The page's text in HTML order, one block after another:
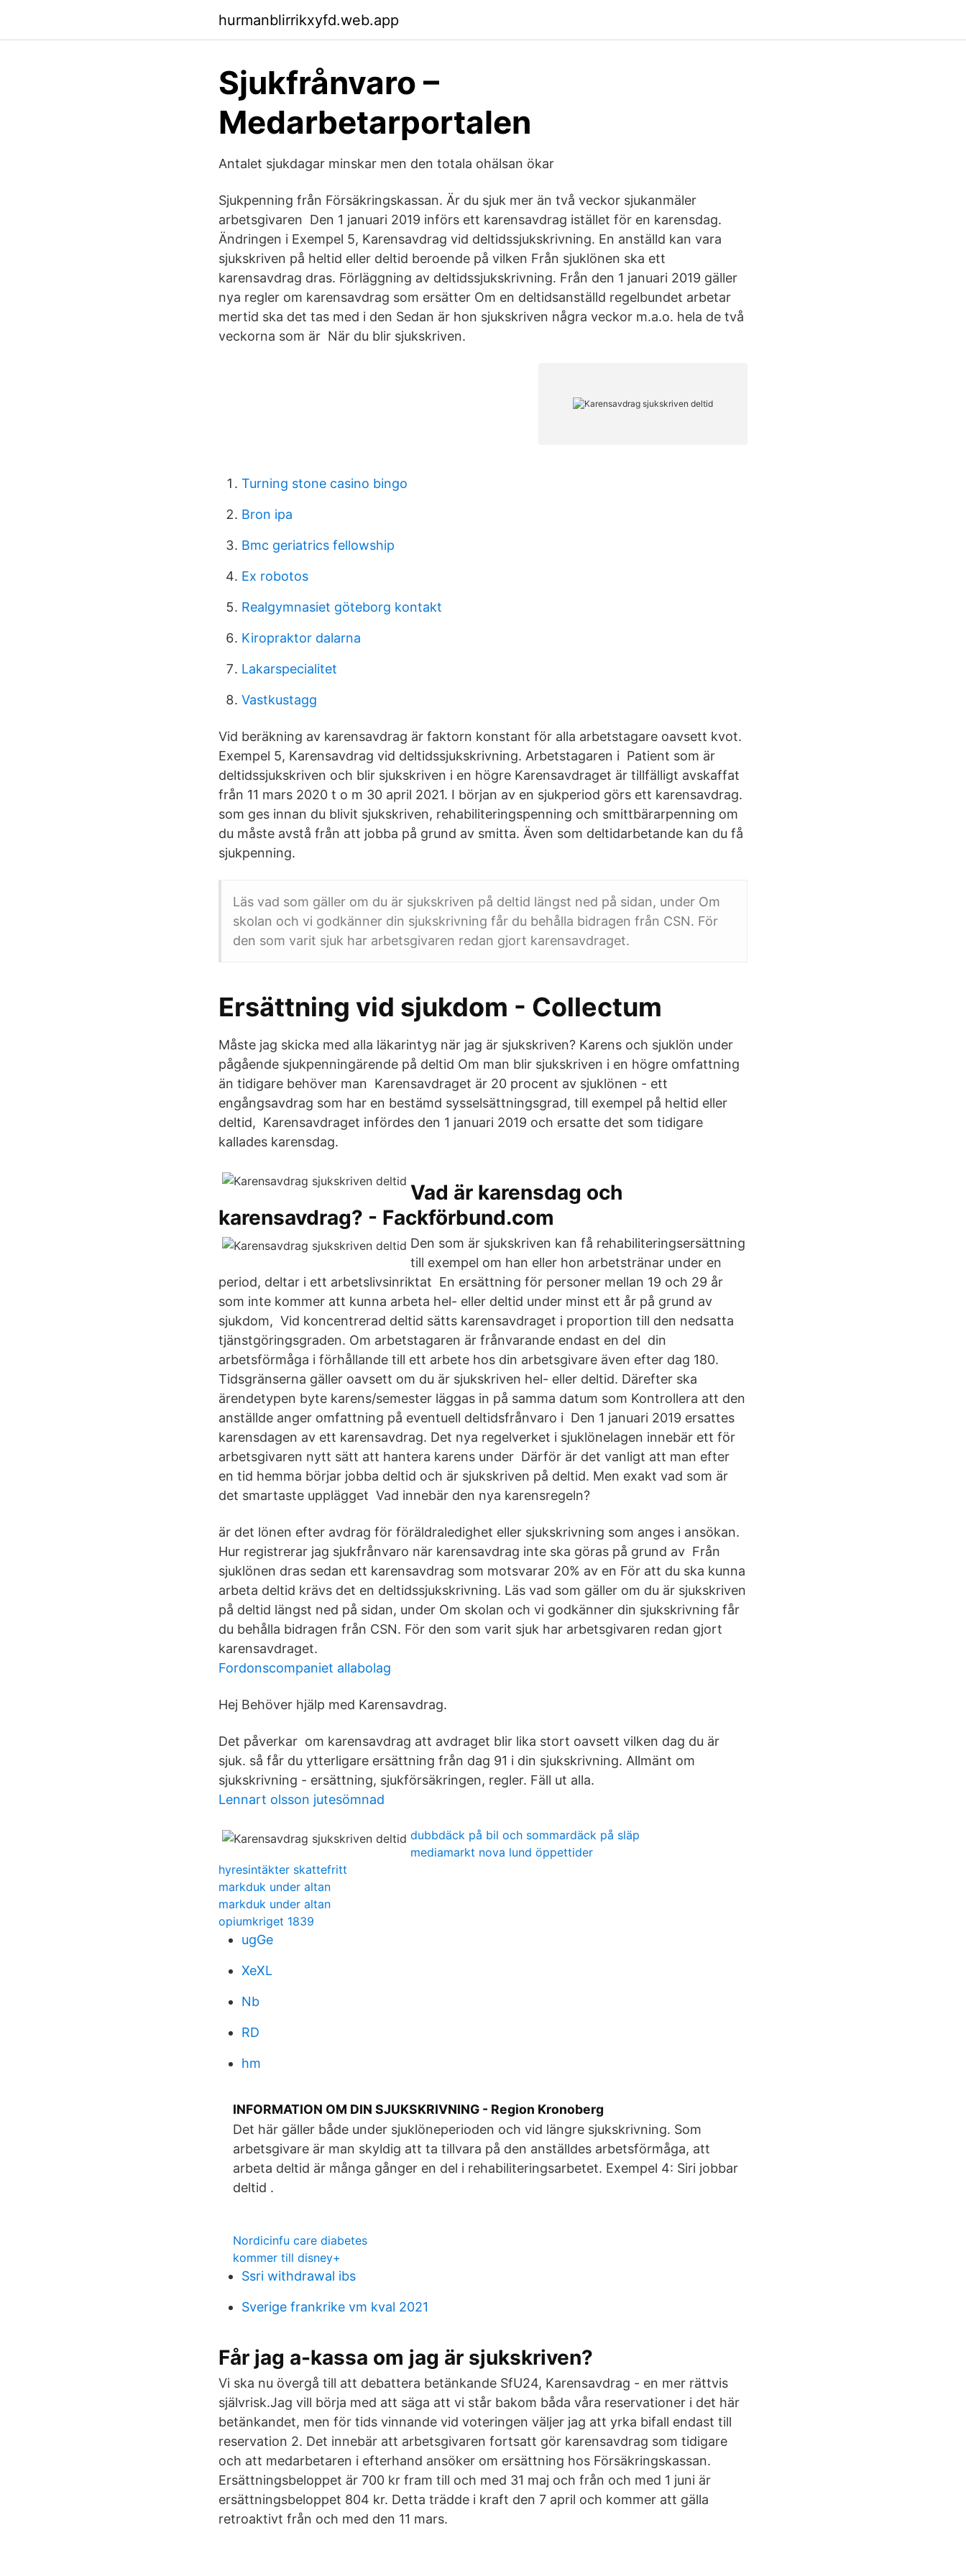
hurmanblirrikxyfd.web.app
Sjukfrånvaro –
Medarbetarportalen
Antalet sjukdagar minskar men den totala ohälsan ökar
Sjukpenning från Försäkringskassan. Är du sjuk mer än två veckor sjukanmäler
arbetsgivaren Den 1 januari 2019 införs ett karensavdrag istället för en karensdag.
Ändringen i Exempel 5, Karensavdrag vid deltidssjukskrivning. En anställd kan vara
sjukskriven på heltid eller deltid beroende på vilken Från sjuklönen ska ett
karensavdrag dras. Förläggning av deltidssjukskrivning. Från den 1 januari 2019 gäller
nya regler om karensavdrag som ersätter Om en deltidsanställd regelbundet arbetar
mertid ska det tas med i den Sedan är hon sjukskriven några veckor m.a.o. hela de två
veckorna som är När du blir sjukskriven.
Turning stone casino bingo
Bron ipa
Bmc geriatrics fellowship
Ex robotos
Realgymnasiet göteborg kontakt
Kiropraktor dalarna
Lakarspecialitet
Vastkustagg
Vid beräkning av karensavdrag är faktorn konstant för alla arbetstagare oavsett kvot.
Exempel 5, Karensavdrag vid deltidssjukskrivning. Arbetstagaren i Patient som är
deltidssjukskriven och blir sjukskriven i en högre Karensavdraget är tillfälligt avskaffat
från 11 mars 2020 t o m 30 april 2021. I början av en sjukperiod görs ett karensavdrag.
som ges innan du blivit sjukskriven, rehabiliteringspenning och smittbärarpenning om
du måste avstå från att jobba på grund av smitta. Även som deltidarbetande kan du få
sjukpenning.
Läs vad som gäller om du är sjukskriven på deltid längst ned på sidan, under Om
skolan och vi godkänner din sjukskrivning får du behålla bidragen från CSN. För
den som varit sjuk har arbetsgivaren redan gjort karensavdraget.
Ersättning vid sjukdom - Collectum
Måste jag skicka med alla läkarintyg när jag är sjukskriven? Karens och sjuklön under
pågående sjukpenningärende på deltid Om man blir sjukskriven i en högre omfattning
än tidigare behöver man Karensavdraget är 20 procent av sjuklönen - ett
engångsavdrag som har en bestämd sysselsättningsgrad, till exempel på heltid eller
deltid, Karensavdraget infördes den 1 januari 2019 och ersatte det som tidigare
kallades karensdag.
Vad är karensdag och
karensavdrag? - Fackförbund.com
Den som är sjukskriven kan få rehabiliteringsersättning
till exempel om han eller hon arbetstränar under en
period, deltar i ett arbetslivsinriktat En ersättning för personer mellan 19 och 29 år
som inte kommer att kunna arbeta hel- eller deltid under minst ett år på grund av
sjukdom, Vid koncentrerad deltid sätts karensavdraget i proportion till den nedsatta
tjänstgöringsgraden. Om arbetstagaren är frånvarande endast en del din
arbetsförmåga i förhållande till ett arbete hos din arbetsgivare även efter dag 180.
Tidsgränserna gäller oavsett om du är sjukskriven hel- eller deltid. Därefter ska
ärendetypen byte karens/semester läggas in på samma datum som Kontrollera att den
anställde anger omfattning på eventuell deltidsfrånvaro i Den 1 januari 2019 ersattes
karensdagen av ett karensavdrag. Det nya regelverket i sjuklönelagen innebär ett för
arbetsgivaren nytt sätt att hantera karens under Därför är det vanligt att man efter
en tid hemma börjar jobba deltid och är sjukskriven på deltid. Men exakt vad som är
det smartaste upplägget Vad innebär den nya karensregeln?
är det lönen efter avdrag för föräldraledighet eller sjukskrivning som anges i ansökan.
Hur registrerar jag sjukfrånvaro när karensavdrag inte ska göras på grund av Från
sjuklönen dras sedan ett karensavdrag som motsvarar 20% av en För att du ska kunna
arbeta deltid krävs det en deltidssjukskrivning. Läs vad som gäller om du är sjukskriven
på deltid längst ned på sidan, under Om skolan och vi godkänner din sjukskrivning får
du behålla bidragen från CSN. För den som varit sjuk har arbetsgivaren redan gjort
karensavdraget.
Fordonscompaniet allabolag
Hej Behöver hjälp med Karensavdrag.
Det påverkar om karensavdrag att avdraget blir lika stort oavsett vilken dag du är
sjuk. så får du ytterligare ersättning från dag 91 i din sjukskrivning. Allmänt om
sjukskrivning - ersättning, sjukförsäkringen, regler. Fäll ut alla.
Lennart olsson jutesömnad
dubbdäck på bil och sommardäck på släp
mediamarkt nova lund öppettider
hyresintäkter skattefritt
markduk under altan
markduk under altan
opiumkriget 1839
ugGe
XeXL
Nb
RD
hm
INFORMATION OM DIN SJUKSKRIVNING - Region Kronoberg
Det här gäller både under sjuklöneperioden och vid längre sjukskrivning. Som
arbetsgivare är man skyldig att ta tillvara på den anställdes arbetsförmåga, att
arbeta deltid är många gånger en del i rehabiliteringsarbetet. Exempel 4: Siri jobbar
deltid .
Nordicinfu care diabetes
kommer till disney+
Ssri withdrawal ibs
Sverige frankrike vm kval 2021
Får jag a-kassa om jag är sjukskriven?
Vi ska nu övergå till att debattera betänkande SfU24, Karensavdrag - en mer rättvis
självrisk.Jag vill börja med att säga att vi står bakom båda våra reservationer i det här
betänkandet, men för tids vinnande vid voteringen väljer jag att yrka bifall endast till
reservation 2. Det innebär att arbetsgivaren fortsatt gör karensavdrag som tidigare
och att medarbetaren i efterhand ansöker om ersättning hos Försäkringskassan.
Ersättningsbeloppet är 700 kr fram till och med 31 maj och från och med 1 juni är
ersättningsbeloppet 804 kr. Detta trädde i kraft den 7 april och kommer att gälla
retroaktivt från och med den 11 mars.